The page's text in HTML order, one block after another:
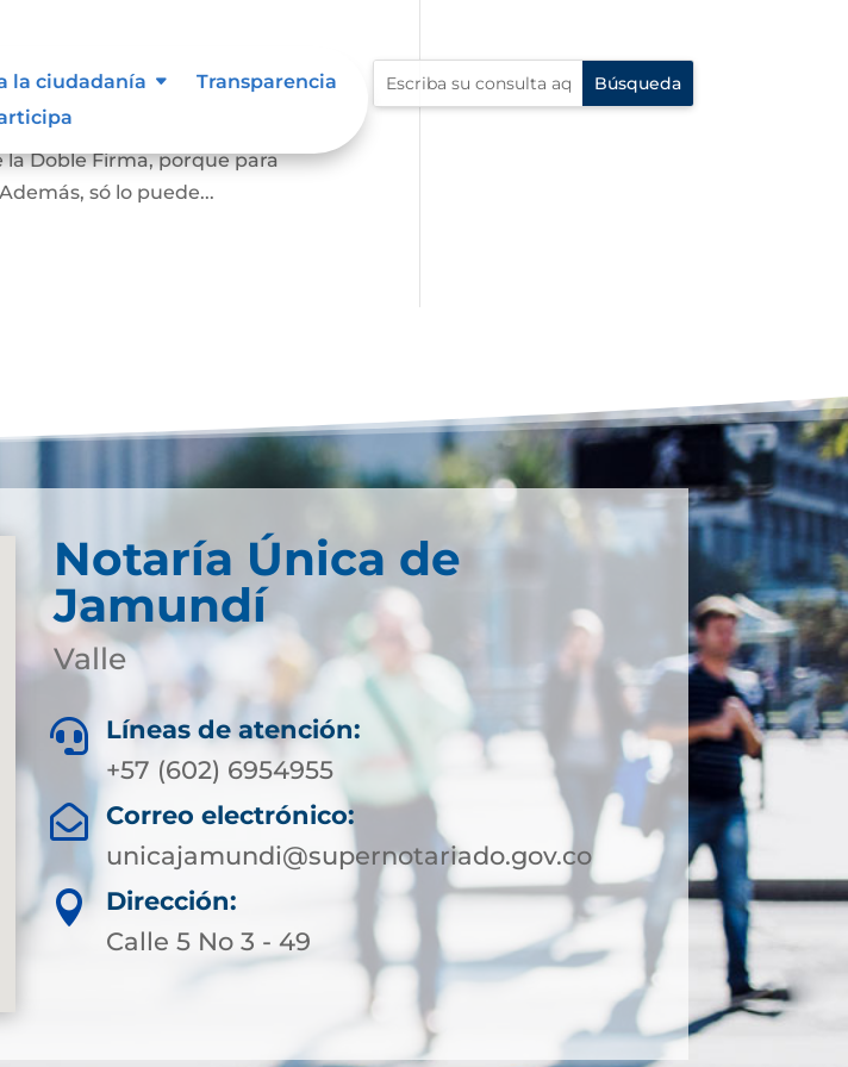
la ciudadanía
Transparencia
casada o en unión marital
Doble Firma, porque para
só lo puede...
Notaría Única de
Jamundí
Valle

Líneas de atención:
+57 (602) 6954955

Correo electrónico:
unicajamundi@supernotariado.gov.co

Dirección:
Calle 5 No 3 - 49